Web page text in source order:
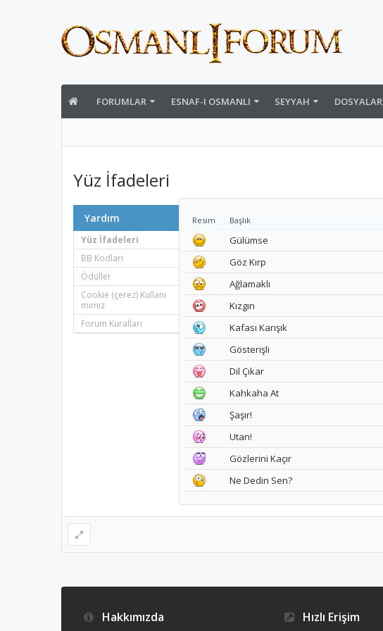
FORUMLAR ESNAF-I OSMANLI SEYYAH DOSYALAR
Yüz İfadeleri
Yardım
Yüz İfadeleri
BB Kodları
Ödüller
Cookie (çerez) Kullanı
mımız
Forum Kuralları
Resim Başlık
Gülümse
Göz Kırp
Ağlamaklı
Kızgın
Kafası Karışık
Gösterişli
Dil Çıkar
Kahkaha At
Şaşır!
Utan!
Gözlerini Kaçır
Ne Dedin Sen?
Hakkımızda Hızlı Erişim